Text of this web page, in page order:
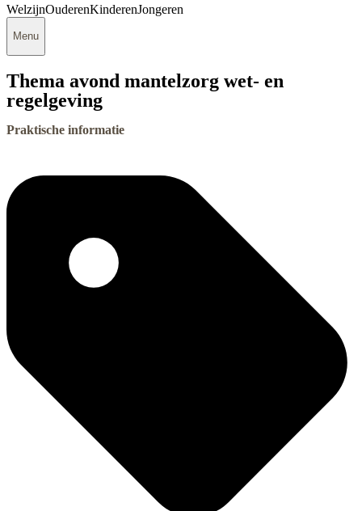
WelzijnOuderenKinderenJongeren
Menu
Thema avond mantelzorg wet- en
regelgeving
Praktische informatie